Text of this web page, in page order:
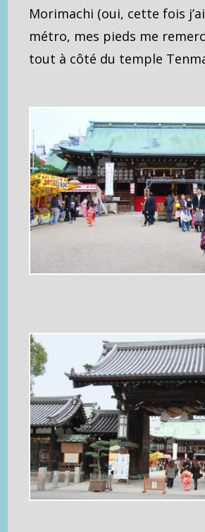
Morimachi (oui, cette fois
métro, mes pieds me
tout à côté du temple